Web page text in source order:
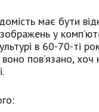
має бути
у
в 60-70-ті
воно пов’язано,